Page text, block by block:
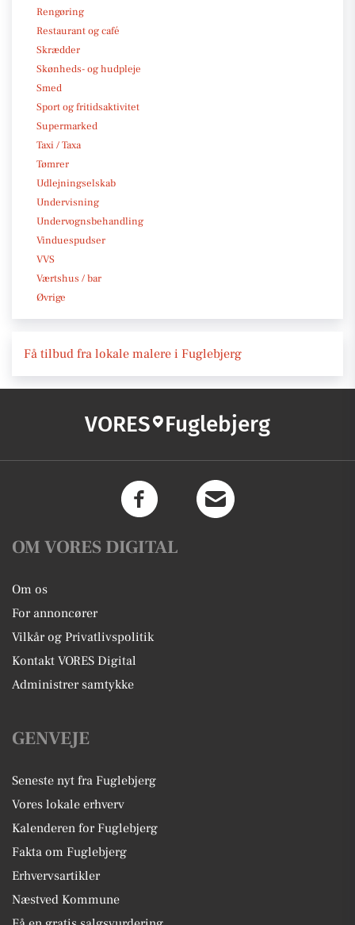
Rengøring
Restaurant og café
Skrædder
Skønheds- og hudpleje
Smed
Sport og fritidsaktivitet
Supermarked
Taxi / Taxa
Tømrer
Udlejningselskab
Undervisning
Undervognsbehandling
Vinduespudser
VVS
Værtshus / bar
Øvrige
Få tilbud fra lokale malere i Fuglebjerg
VORES Fuglebjerg
OM VORES DIGITAL
Om os
For annoncører
Vilkår og Privatlivspolitik
Kontakt VORES Digital
Administrer samtykke
GENVEJE
Seneste nyt fra Fuglebjerg
Vores lokale erhverv
Kalenderen for Fuglebjerg
Fakta om Fuglebjerg
Erhvervsartikler
Næstved Kommune